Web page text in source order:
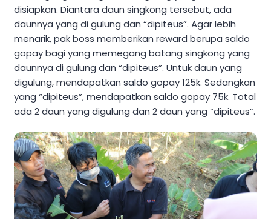
disiapkan. Diantara daun singkong tersebut, ada
daunnya yang di gulung dan “dipiteus”. Agar lebih
menarik, pak boss memberikan reward berupa saldo
gopay bagi yang memegang batang singkong yang
daunnya di gulung dan “dipiteus”. Untuk daun yang
digulung, mendapatkan saldo gopay 125k. Sedangkan
yang “dipiteus”, mendapatkan saldo gopay 75k. Total
ada 2 daun yang digulung dan 2 daun yang “dipiteus”.